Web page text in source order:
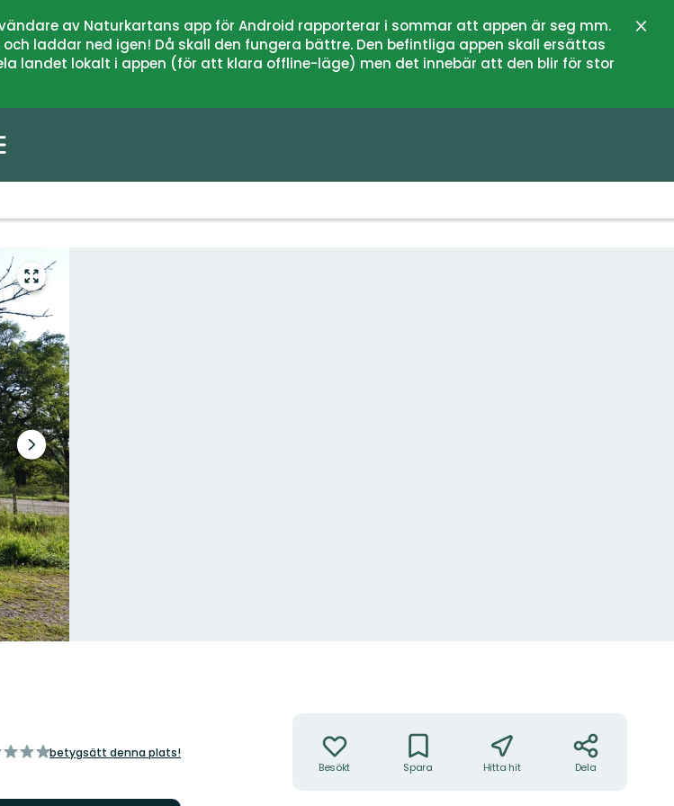
av Naturkartans app för Android rapporterar i sommar att appen är seg mm.
laddar ned igen! Då skall den fungera bättre. Den befintliga appen skall ersättas
landet lokalt i appen (för att klara offline-läge) men det innebär att den blir för stor
Gå
till
helskärmsläge
Nästa
bildspel
betygsätt denna plats!
Besökt Spara Hitta hit Dela